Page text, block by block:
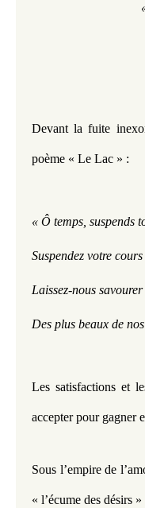
Devant la fuite
poème « Le Lac » :
« Ô temps, suspends
Suspendez votre
Laissez-nous
Des plus beaux de
Les satisfactions et
accepter pour gagner
Sous l’empire de
« l’écume des désirs »